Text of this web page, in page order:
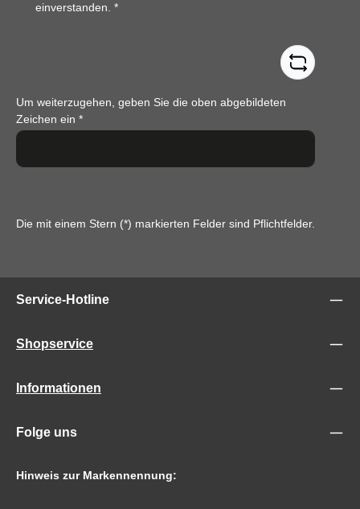
einverstanden. *
Um weiterzugehen, geben Sie die oben abgebildeten
Zeichen ein *
Die mit einem Stern (*) markierten Felder sind Pflichtfelder.
Service-Hotline
Shopservice
Informationen
Folge uns
Hinweis zur Markennennung: